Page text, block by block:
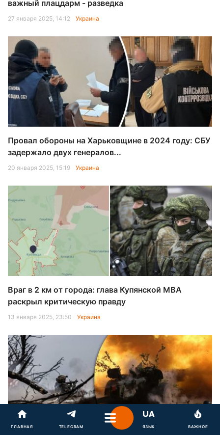
важный плацдарм - разведка
27 января 2025, 14:12 Украина
Провал обороны на Харьковщине в 2024 году: СБУ
задержало двух генералов...
20 января 2025, 15:19 Украина
Враг в 2 км от города: глава Купянской МВА
раскрыл критическую правду
13 января 2025, 23:50 Украина
ГЛАВНАЯ TELEGRAM ЯЗЫК ВАЖНОЕ